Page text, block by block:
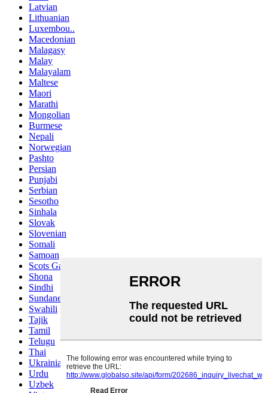
Latvian
Lithuanian
Luxembou..
Macedonian
Malagasy
Malay
Malayalam
Maltese
Maori
Marathi
Mongolian
Burmese
Nepali
Norwegian
Pashto
Persian
Punjabi
Serbian
Sesotho
Sinhala
Slovak
Slovenian
Somali
Samoan
Scots Gaelic
Shona
Sindhi
Sundanese
Swahili
Tajik
Tamil
Telugu
Thai
Ukrainian
Urdu
Uzbek